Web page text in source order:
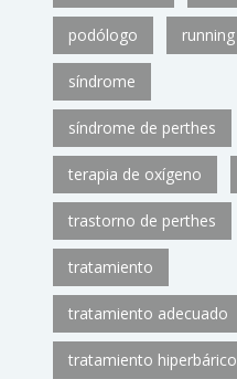
podólogo running
síndrome
síndrome de perthes
terapia de oxígeno
trastorno de perthes
tratamiento
tratamiento adecuado
tratamiento hiperbárico